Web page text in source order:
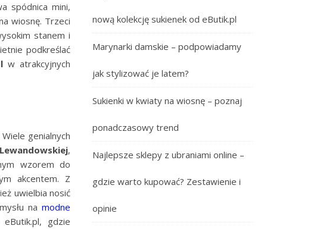
spódnica mini,
wiosnę. Trzeci
stanem i
podkreślać
w atrakcyjnych
genialnych
,
wzorem do
akcentem. Z
uwielbia nosić
namodne
eButik.pl, gdzie
nową kolekcję sukienek od eButik.pl
Marynarki damskie – podpowiadamy
jak stylizować je latem?
Sukienki w kwiaty na wiosnę – poznaj
ponadczasowy trend
Najlepsze sklepy z ubraniami online –
gdzie warto kupować? Zestawienie i
opinie